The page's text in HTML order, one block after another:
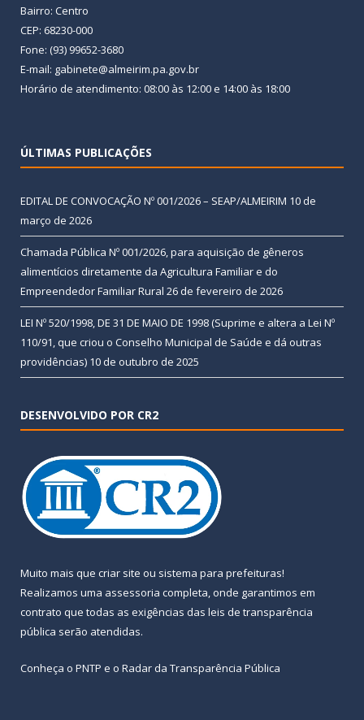
Bairro: Centro
CEP: 68230-000
Fone: (93) 99652-3680
E-mail: gabinete@almeirim.pa.gov.br
Horário de atendimento: 08:00 às 12:00 e 14:00 às 18:00
ÚLTIMAS PUBLICAÇÕES
EDITAL DE CONVOCAÇÃO Nº 001/2026 – SEAP/ALMEIRIM 10 de
março de 2026
Chamada Pública Nº 001/2026, para aquisição de gêneros
alimentícios diretamente da Agricultura Familiar e do
Empreendedor Familiar Rural 26 de fevereiro de 2026
LEI Nº 520/1998, DE 31 DE MAIO DE 1998 (Suprime e altera a Lei Nº
110/91, que criou o Conselho Municipal de Saúde e dá outras
providências) 10 de outubro de 2025
DESENVOLVIDO POR CR2
Muito mais que criar site ou sistema para prefeituras!
Realizamos uma assessoria completa, onde garantimos em
contrato que todas as exigências das leis de transparência
pública serão atendidas.
Conheça o PNTP e o Radar da Transparência Pública